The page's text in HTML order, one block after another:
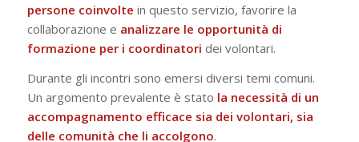
persone coinvolte in questo servizio, favorire la
collaborazione e analizzare le opportunità di
formazione per i coordinatori dei volontari.
Durante gli incontri sono emersi diversi temi comuni.
Un argomento prevalente è stato la necessità di un
accompagnamento efficace sia dei volontari, sia
delle comunità che li accolgono.